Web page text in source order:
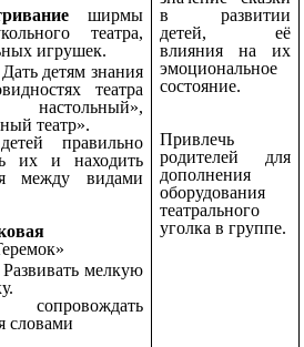
ширмы
театра,
игрушек.
Дать детям знания
театра
настольный»,
театр».
правильно
их и находить
между видами
Развивать мелкую
словами
в развитии
детей, её
влияния на их
эмоциональное
состояние.
Привлечь
родителей для
дополнения
оборудования
театрального
уголка в группе.